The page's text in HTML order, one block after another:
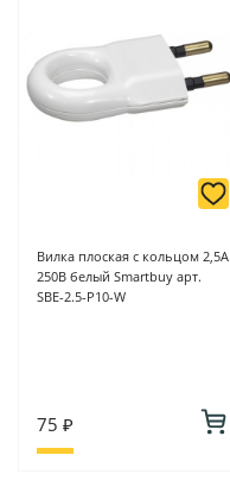
Вилка плоская с кольцом 2,5А
250В белый Smartbuy арт.
SBE-2.5-P10-W
75 ₽